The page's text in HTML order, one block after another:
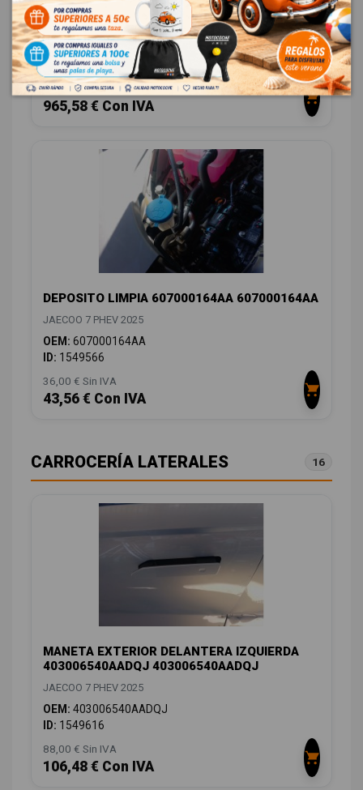
603000367AA
JAECOO 7 PHEV 2025
OEM:603000367AA
ID:1549691
798,00 € Sin IVA
965,58 € Con IVA
DEPOSITO LIMPIA 607000164AA 607000164AA
JAECOO 7 PHEV 2025
OEM: 607000164AA
ID: 1549566
36,00 € Sin IVA
43,56 € Con IVA
CARROCERÍA LATERALES 16
MANETA EXTERIOR DELANTERA IZQUIERDA
403006540AADQJ 403006540AADQJ
JAECOO 7 PHEV 2025
OEM: 403006540AADQJ
ID: 1549616
88,00 € Sin IVA
106,48 € Con IVA